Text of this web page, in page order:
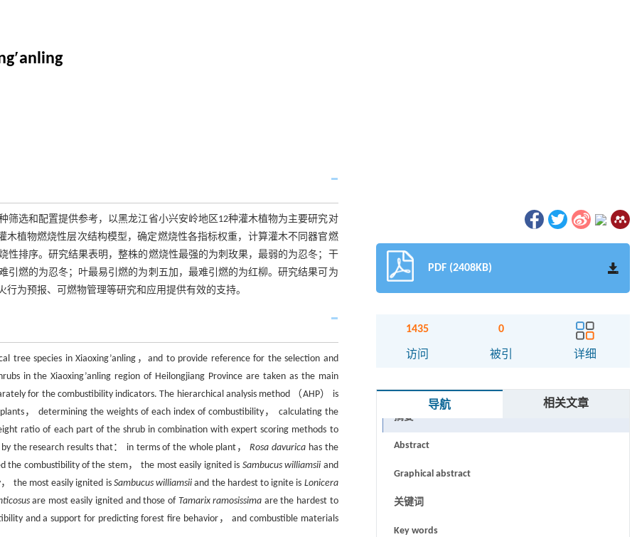
选和配置提供参考，以黑龙江省小兴安岭地区12种灌木植物为主要研究对
植物燃烧性层次结构模型，确定燃烧性各指标权重，计算灌木不同器官燃
排序。研究结果表明，整株的燃烧性最强的为刺玫果，最弱的为忍冬；干
燃的为忍冬；叶最易引燃的为刺五加，最难引燃的为红柳。研究结果可为
为预报、可燃物管理等研究和应用提供有效的支持。
tree species in Xiaoxing’anling，and to provide reference for the selection and
in the Xiaoxing’anling region of Heilongjiang Province are taken as the main
for the combustibility indicators. The hierarchical analysis method （AHP） is
， determining the weights of each index of combustibility， calculating the
ratio of each part of the shrub in combination with expert scoring methods to
the research results that： in terms of the whole plant，Rosa davurica has the
the combustibility of the stem， the most easily ignited is Sambucus williamsii and
the most easily ignited is Sambucus williamsii and the hardest to ignite is Lonicera
are most easily ignited and those of Tamarix ramosissima are the hardest to
and a support for predicting forest fire behavior， and combustible materials
PDF (2408KB)
1435
访问
0
被引 详细
导航 相关文章
摘要
Abstract
Graphical abstract
关键词
Key words